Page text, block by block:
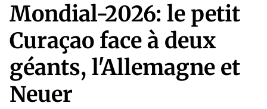
Mondial-2026: le petit
Curaçao face à deux
géants, l'Allemagne et
Neuer